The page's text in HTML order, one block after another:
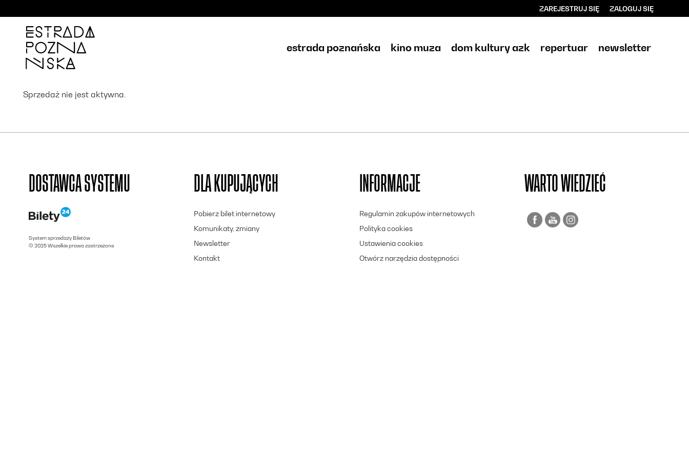
ZAREJESTRUJ SIĘ ZALOGUJ SIĘ
estrada poznańska kino muza dom kultury azk repertuar newsletter
Sprzedaż nie jest aktywna.
DOSTAWCA SYSTEMU
System sprzedaży Biletów
© 2025 Wszelkie prawa zastrzeżone
DLA KUPUJĄCYCH
Pobierz bilet internetowy
Komunikaty, zmiany
Newsletter
Kontakt
INFORMACJE
Regulamin zakupów internetowych
Polityka cookies
Ustawienia cookies
Otwórz narzędzia dostępności
WARTO WIEDZIEĆ